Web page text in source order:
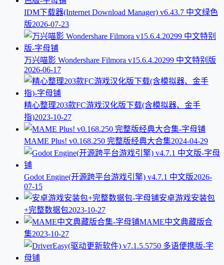
IDM下载器(Internet Download Manager) v6.43.7 中文绿色
版2026-07-23
万兴喵影 Wondershare Filmora v15.6.4.20299 中文特别版
2026-06-17
精心整理203款FC游戏汉化版下载(含模拟器、金手
指)2023-10-27
MAME Plus! v0.168.250 完整版经典大合集2024-04-29
Godot Engine(开源跨平台游戏引擎) v4.7.1 中文版2026-
07-15
安卓游戏安装包
+完整数据包2023-10-27
MAME中文典藏版合
集2023-10-27